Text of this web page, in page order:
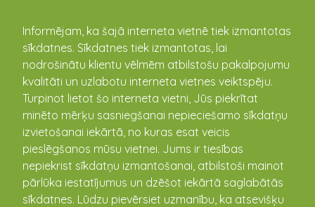
Informējam, ka šajā interneta vietnē tiek izmantotas
sīkdatnes. Sīkdatnes tiek izmantotas, lai
nodrošinātu klientu vēlmēm atbilstošu pakalpojumu
kvalitāti un uzlabotu interneta vietnes veiktspēju.
Turpinot lietot šo interneta vietni, Jūs piekrītat
minēto mērķu sasniegšanai nepieciešamo sīkdatņu
izvietošanai iekārtā, no kuras esat veicis
pieslēgšanos mūsu vietnei. Jums ir tiesības
nepiekrist sīkdatņu izmantošanai, atbilstoši mainot
pārlūka iestatījumus un dzēšot iekārtā saglabātās
sīkdatnes. Lūdzu pievērsiet uzmanību, ka atsevišķu
kandava.lv
PASĀKUMU
KALENDĀRS